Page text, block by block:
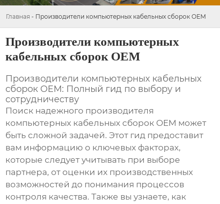
Главная - Производители компьютерных кабельных сборок OEM
Производители компьютерных
кабельных сборок OEM
Производители компьютерных кабельных
сборок OEM: Полный гид по выбору и
сотрудничеству
Поиск надежного производителя
компьютерных кабельных сборок OEM может
быть сложной задачей. Этот гид предоставит
вам информацию о ключевых факторах,
которые следует учитывать при выборе
партнера, от оценки их производственных
возможностей до понимания процессов
контроля качества. Также вы узнаете, как